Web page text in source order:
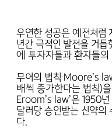
우연한 성공은 예전처럼
년간 극적인 발전을 거
에 투자자들과 환자들
무어의 법칙 Moore’s
배씩 증가한다는 법칙)
Eroom’s law’은 1950
달러당 승인받는 신약의
다.